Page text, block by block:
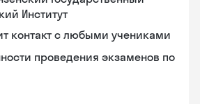
Институт
контакт с любыми учениками
проведения экзаменов по